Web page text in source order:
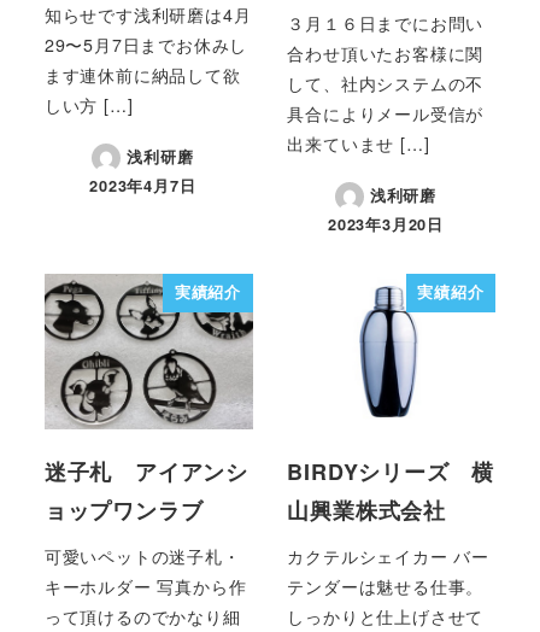
知らせです浅利研磨は4月
29〜5月7日までお休みし
ます連休前に納品して欲
しい方 […]
浅利研磨
2023年4月7日
３月１６日までにお問い
合わせ頂いたお客様に関
して、社内システムの不
具合によりメール受信が
出来ていませ […]
浅利研磨
2023年3月20日
実績紹介
迷子札 アイアンシ
ョップワンラブ
可愛いペットの迷子札・
キーホルダー 写真から作
って頂けるのでかなり細
実績紹介
BIRDYシリーズ 横
山興業株式会社
カクテルシェイカー バー
テンダーは魅せる仕事。
しっかりと仕上げさせて